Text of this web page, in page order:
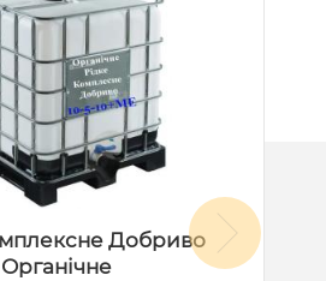
Добриво
Органічне